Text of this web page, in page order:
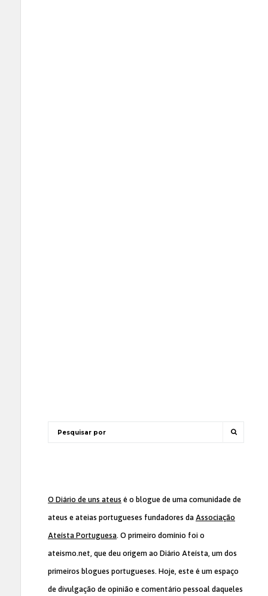
O Diário de uns ateus é o blogue de uma comunidade de
ateus e ateias portugueses fundadores da Associação
Ateísta Portuguesa. O primeiro domínio foi o
ateismo.net, que deu origem ao Diário Ateísta, um dos
primeiros blogues portugueses. Hoje, este é um espaço
de divulgação de opinião e comentário pessoal daqueles